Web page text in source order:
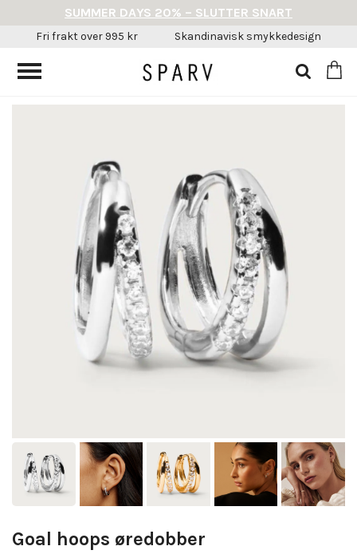
Goal hoops øredobber
SUMMER DAYS 20% – SLUTTER SNART
Fri frakt over 995 kr Skandinavisk smykkedesign